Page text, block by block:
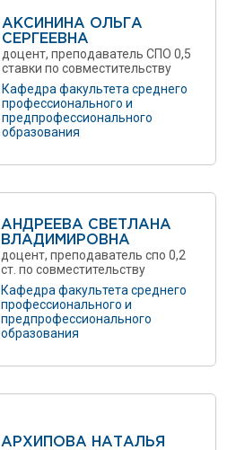
АКСИНИНА ОЛЬГА
СЕРГЕЕВНА
доцент, преподаватель СПО 0,5
ставки по совместительству
Кафедра факультета среднего
профессионального и
предпрофессионального
образования
АНДРЕЕВА СВЕТЛАНА
ВЛАДИМИРОВНА
доцент, преподаватель спо 0,2
ст. по совместительству
Кафедра факультета среднего
профессионального и
предпрофессионального
образования
АРХИПОВА НАТАЛЬЯ